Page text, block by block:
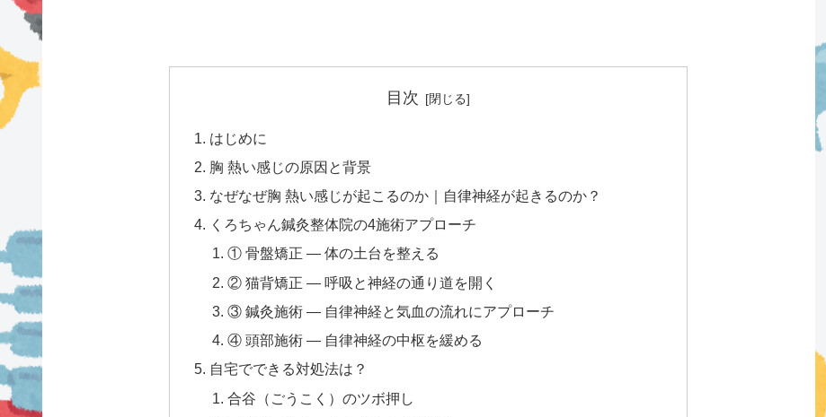
目次
はじめに
胸 熱い感じの原因と背景
なぜなぜ胸 熱い感じが起こるのか｜自律神経が起きるのか？
くろちゃん鍼灸整体院の4施術アプローチ
① 骨盤矯正 — 体の土台を整える
② 猫背矯正 — 呼吸と神経の通り道を開く
③ 鍼灸施術 — 自律神経と気血の流れにアプローチ
④ 頭部施術 — 自律神経の中枢を緩める
自宅でできる対処法は？
合谷（ごうこく）のツボ押し